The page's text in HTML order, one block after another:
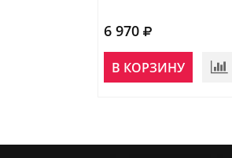
6 970
В КОРЗИНУ